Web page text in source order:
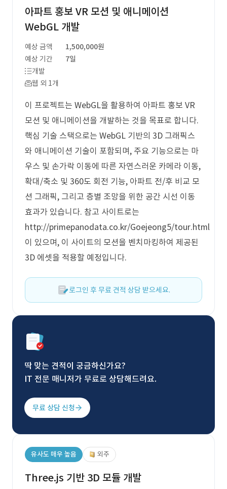
아파트 홍보 VR 모션 및 애니메이션
WebGL 개발
예상 금액
1,500,000원
예상 기간
7일
개발
웹 외 1개
이 프로젝트는 WebGL을 활용하여 아파트 홍보 VR
모션 및 애니메이션을 개발하는 것을 목표로 합니다.
핵심 기술 스택으로는 WebGL 기반의 3D 그래픽스
와 애니메이션 기술이 포함되며, 주요 기능으로는 마
우스 및 손가락 이동에 따른 자연스러운 카메라 이동,
확대/축소 및 360도 회전 기능, 아파트 전/후 비교 모
션 그래픽, 그리고 층별 조망을 위한 공간 시선 이동
효과가 있습니다. 참고 사이트로는
http://primepanodata.co.kr/Goejeong5/tour.html
이 있으며, 이 사이트의 모션을 벤치마킹하여 제공된
3D 에셋을 적용할 예정입니다.
로그인 후 무료 견적 상담 받으세요.
딱 맞는 견적이 궁금하신가요?
IT 전문 매니저가 무료로 상담해드려요.
무료 상담 신청
유사도 매우 높음 외주
Three.js 기반 3D 모듈 개발